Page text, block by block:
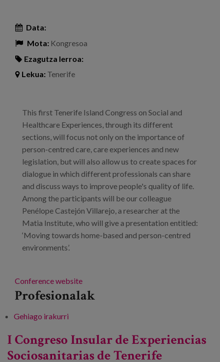
Data:
Mota: Kongresoa
Ezagutza lerroa:
Lekua: Tenerife
This first Tenerife Island Congress on Social and
Healthcare Experiences, through its different
sections, will focus not only on the importance of
person-centred care, care experiences and new
legislation, but will also allow us to create spaces for
dialogue in which different professionals can share
and discuss ways to improve people's quality of life.
Among the participants will be our colleague
Penélope Castejón Villarejo, a researcher at the
Matia Institute, who will give a presentation entitled:
‘Moving towards home-based and person-centred
environments’.
Conference website
Profesionalak
Gehiago irakurri
I Congreso Insular de Experiencias
Sociosanitarias de Tenerife